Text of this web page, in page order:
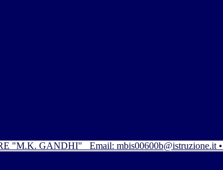
"M.K. GANDHI" Email: mbis00600b@istruzione.it